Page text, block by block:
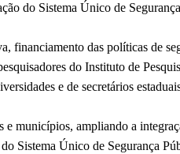
do Sistema Único de
financiamento das políticas de
do Instituto de
e de secretários
municípios, ampliando a
Sistema Único de Segurança